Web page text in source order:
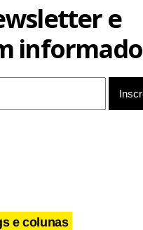
e
informado
e colunas